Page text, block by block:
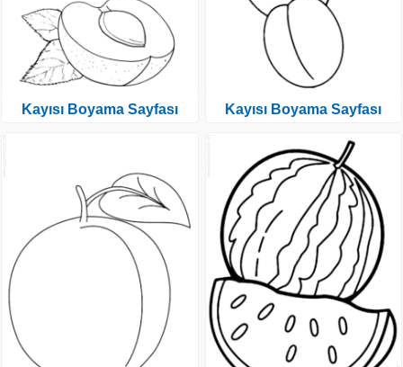
Kayısı Boyama Sayfası Kayısı Boyama Sayfası